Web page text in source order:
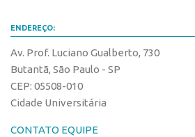
ENDEREÇO:
Av. Prof. Luciano Gualberto, 730
Butantã, São Paulo - SP
CEP: 05508-010
Cidade Universitária
CONTATO EQUIPE